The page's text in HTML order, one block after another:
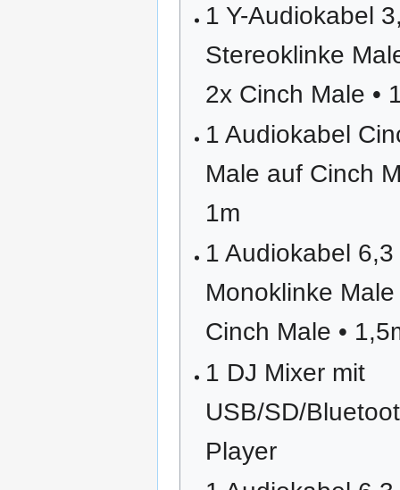
1 Y-Audiokabel
Stereoklinke
2x Cinch Male •
1 Audiokabel
Male auf Cinch
1m
1 Audiokabel 6,3
Monoklinke
Cinch Male •
1 DJ Mixer mit
USB/SD/
Player